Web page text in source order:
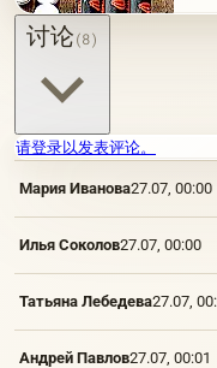
讨论(8)
请登录以发表评论。
Мария Иванова27.07, 00:00
Илья Соколов27.07, 00:00
Татьяна Лебедева27.07,
Андрей Павлов27.07, 00:01